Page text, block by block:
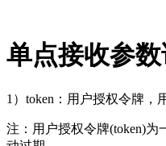
单点接收参数
1）token：用户授权令牌，
注：用户授权令牌(token)为